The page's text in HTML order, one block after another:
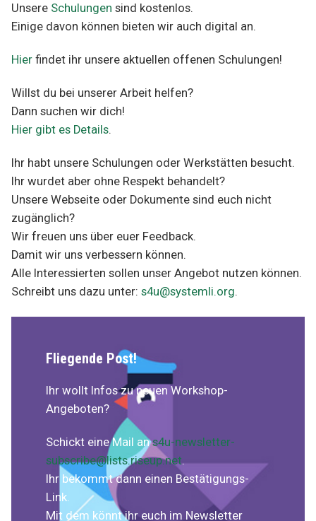
Unsere Schulungen sind kostenlos.
Einige davon können bieten wir auch digital an.
Hier findet ihr unsere aktuellen offenen Schulungen!
Willst du bei unserer Arbeit helfen?
Dann suchen wir dich!
Hier gibt es Details.
Ihr habt unsere Schulungen oder Werkstätten besucht.
Ihr wurdet aber ohne Respekt behandelt?
Unsere Webseite oder Dokumente sind euch nicht
zugänglich?
Wir freuen uns über euer Feedback.
Damit wir uns verbessern können.
Alle Interessierten sollen unser Angebot nutzen können.
Schreibt uns dazu unter: s4u@systemli.org.
Fliegende Post!
Ihr wollt Infos zu neuen Workshop-
Angeboten?
Schickt eine Mail ans4u-newsletter-
subscribe@lists.riseup.net.
Ihr bekommt dann einen Bestätigungs-
Link.
Mit dem könnt ihr euch im Newsletter